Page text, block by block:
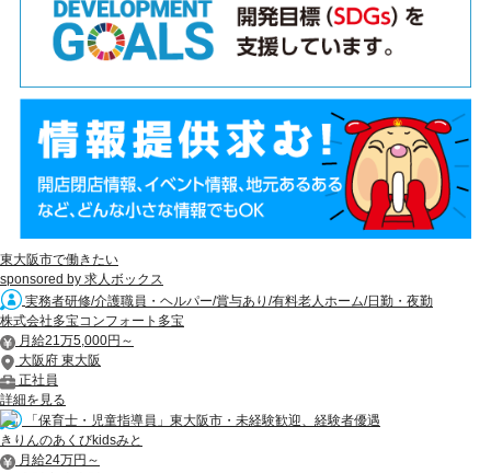
東大阪市で働きたい
sponsored by 求人ボックス
実務者研修/介護職員・ヘルパー/賞与あり/有料老人ホーム/日勤・夜勤
株式会社多宝コンフォート多宝
月給21万5,000円～
大阪府 東大阪
正社員
詳細を見る
「保育士・児童指導員」東大阪市・未経験歓迎、経験者優遇
きりんのあくびkidsみと
月給24万円～